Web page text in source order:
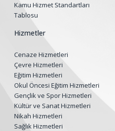
Kamu Hizmet Standartları
Tablosu
Hizmetler
Cenaze Hizmetleri
Çevre Hizmetleri
Eğitim Hizmetleri
Okul Öncesi Eğitim Hizmetleri
Gençlik ve Spor Hizmetleri
Kültür ve Sanat Hizmetleri
Nikah Hizmetleri
Sağlık Hizmetleri